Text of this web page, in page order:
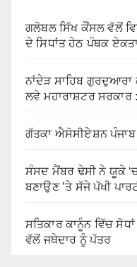
ਗਲੋਬਲ ਸਿੱਖ ਕੌਂਸਲ ਵੱਲੋਂ
ਦੇ ਸਿਧਾਂਤ ਹੇਠ ਪੰਥਕ
ਨਾਂਦੇੜ ਸਾਹਿਬ ਗੁਰਦੁਆਰਾ
ਲਵੇ ਮਹਾਰਾਸ਼ਟਰ
ਗੱਤਕਾ ਐਸੋਸੀਏਸ਼ਨ
ਸੰਸਦ ਮੈਂਬਰ ਢੇਸੀ ਨੇ ਯੂਕੇ
ਬਣਾਉਣ ’ਤੇ ਸੱਜੇ ਪੱਖੀ
ਸਤਿਕਾਰ ਕਾਨੂੰਨ ਵਿੱਚ
ਵੱਲੋਂ ਜਥੇਦਾਰ ਨੂੰ ਪੱਤਰ